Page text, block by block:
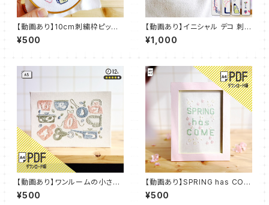
【動画あり】10cm刺繍枠ピッタ
リ図案 サマードリンク：PDF10_
01
¥500
【動画あり】イニシャル デコ 刺繍
IDEable LIGHT サマードリン
ク：IDL_P03
¥1,000
【動画あり】ワンルームの小さな
台所【PDFダウンロード】：PDF_
P08
¥500
【動画あり】SPRING has COM
E【PDFダウンロード】：PDF_P0
7
¥500